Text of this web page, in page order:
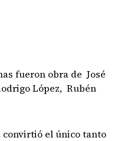
fueron obra de José
López, Rubén
convirtió el único tanto